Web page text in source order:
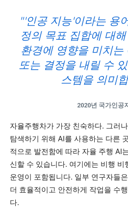
"'인공 지능'이라는 용
정의 목표 집합에 대
환경에 영향을 미치는
또는 결정을 내릴 수
스템을 의미
2020년 국가인공
자율주행차가 가장 친숙하다. 그러
탐색하기 위해 AI를 사용하는 다른
적으로 발전함에 따라 자율 주행 AI
신할 수 있습니다. 여기에는 비행
운영이 포함됩니다. 일부 연구자들
더 효율적이고 안전하게 작업을 수
다.